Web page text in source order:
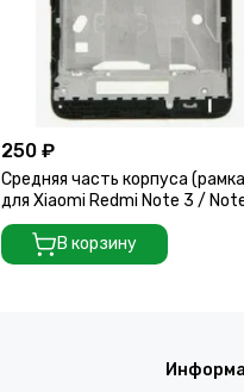
250 ₽
Средняя часть корпуса
для Xiaomi Redmi Note 3 /
Pro черная
В корзину